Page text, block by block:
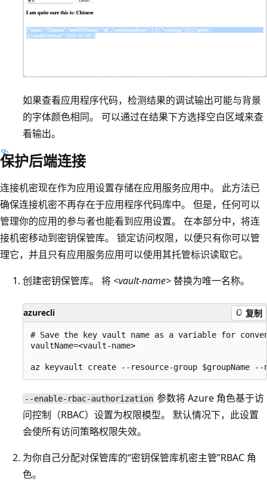
如果查看应用程序代码，检测结果的调试输出可能与背景
的字体颜色相同。 可以通过在结果下方选择空白区域来查
看输出。
保护后端连接
连接机密现在作为应用设置存储在应用服务应用中。 此方法已
确保连接机密不再存在于应用程序代码库中。 但是，任何可以
管理你的应用的参与者也能看到应用设置。 在本部分中，将连
接机密移动到密钥保管库。 锁定访问权限，以便只有你可以管
理它，并且只有应用服务应用可以使用其托管标识读取它。
创建密钥保管库。 将 <vault-name> 替换为唯一名称。
azurecli 复制
# Save the key vault name as a variable for
vaultName=<vault-name>
--enable-rbac-authorization 参数将 Azure 角色基于访
问控制（RBAC）设置为权限模型。 默认情况下，此设置
会使所有访问策略权限失效。
为你自己分配对保管库的“密钥保管库机密主管”RBAC 角
色。